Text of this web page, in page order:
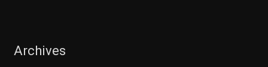
Archives